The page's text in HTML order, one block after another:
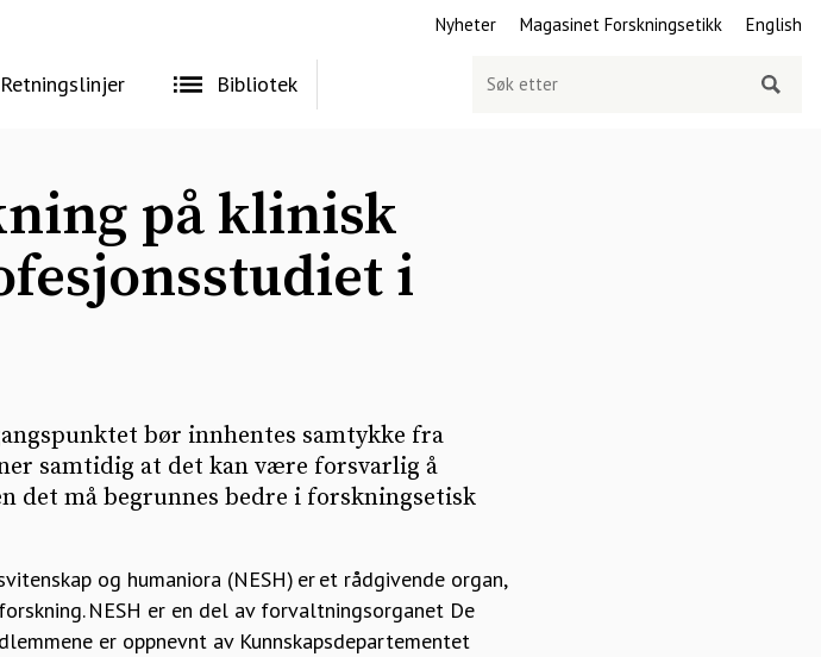
Nyheter Magasinet Forskningsetikk English
Retningslinjer Bibliotek
Søk
på klinisk
i
bør innhentes samtykke fra
samtidig at det kan være forsvarlig å
det må begrunnes bedre i forskningsetisk
og humaniora (NESH) er et rådgivende organ,
NESH er en del av forvaltningsorganet De
er oppnevnt av Kunnskapsdepartementet